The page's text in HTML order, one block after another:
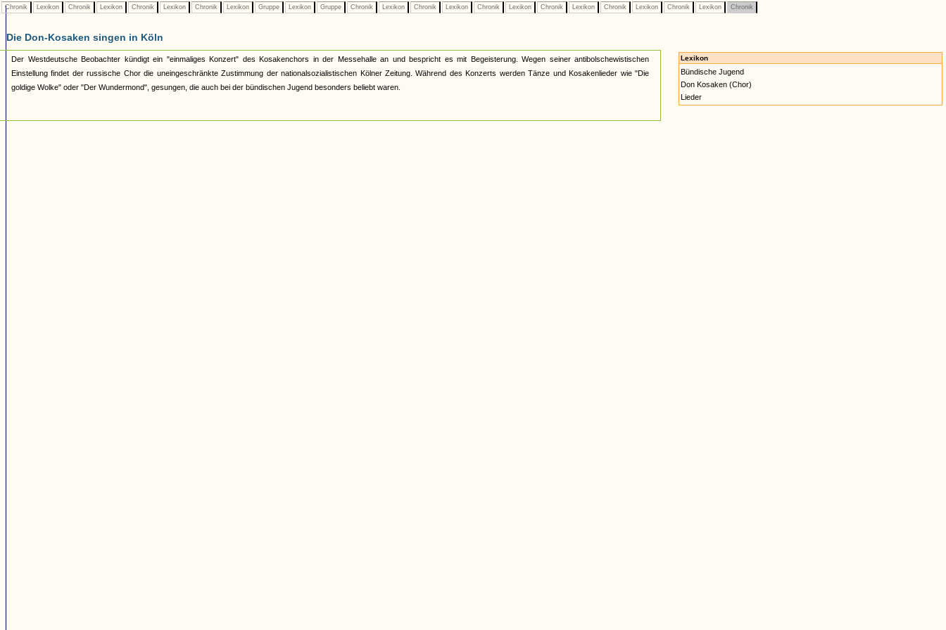
Chronik Lexikon Chronik Lexikon Chronik Lexikon Chronik Lexikon Gruppe Lexikon Gruppe Chronik Lexikon Chronik Lexikon Chronik Lexikon Chronik Lexikon Chronik Lexikon Chronik Lexikon Chronik
Die Don-Kosaken singen in Köln
Der Westdeutsche Beobachter kündigt ein "einmaliges Konzert" des Kosakenchors in der Messehalle an und bespricht es mit Begeisterung. Wegen seiner antibolschewistischen
Einstellung findet der russische Chor die uneingeschränkte Zustimmung der nationalsozialistischen Kölner Zeitung. Während des Konzerts werden Tänze und Kosakenlieder wie "Die
goldige Wolke" oder "Der Wundermond", gesungen, die auch bei der bündischen Jugend besonders beliebt waren.
Lexikon
Bündische Jugend
Don Kosaken (Chor)
Lieder